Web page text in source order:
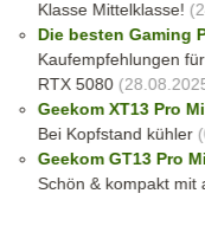
Klasse Mittelklasse!
Die besten Gaming
Kaufempfehlungen
RTX 5080
Geekom XT13 Pro
Bei Kopfstand kühler
Geekom GT13 Pro
Schön & kompakt mit